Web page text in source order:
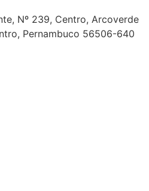
Nº 239, Centro, Arcoverde
Pernambuco 56506-640